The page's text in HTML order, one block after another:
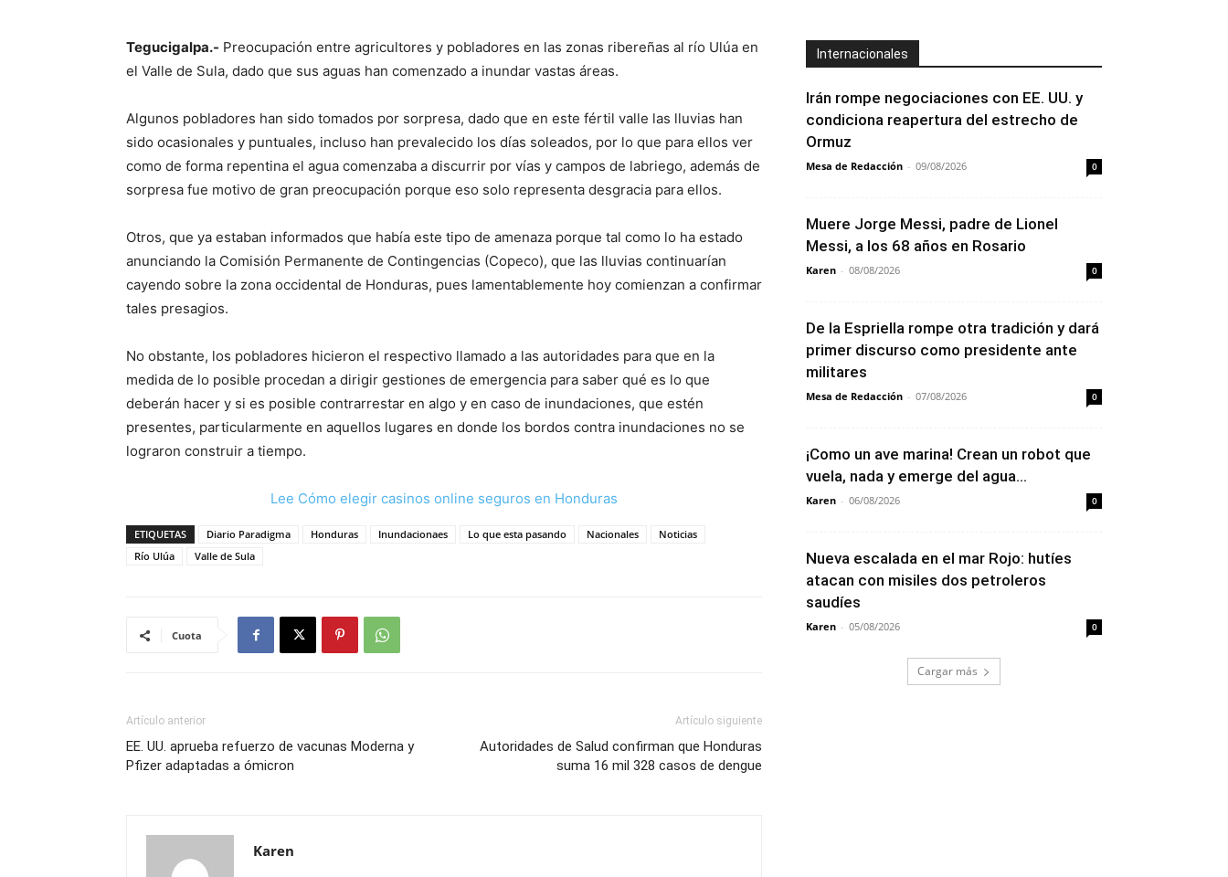
Tegucigalpa.- Preocupación entre agricultores y pobladores en las zonas ribereñas al río Ulúa en
el Valle de Sula, dado que sus aguas han comenzado a inundar vastas áreas.
Algunos pobladores han sido tomados por sorpresa, dado que en este fértil valle las lluvias han
sido ocasionales y puntuales, incluso han prevalecido los días soleados, por lo que para ellos ver
como de forma repentina el agua comenzaba a discurrir por vías y campos de labriego, además de
sorpresa fue motivo de gran preocupación porque eso solo representa desgracia para ellos.
Otros, que ya estaban informados que había este tipo de amenaza porque tal como lo ha estado
anunciando la Comisión Permanente de Contingencias (Copeco), que las lluvias continuarían
cayendo sobre la zona occidental de Honduras, pues lamentablemente hoy comienzan a confirmar
tales presagios.
No obstante, los pobladores hicieron el respectivo llamado a las autoridades para que en la
medida de lo posible procedan a dirigir gestiones de emergencia para saber qué es lo que
deberán hacer y si es posible contrarrestar en algo y en caso de inundaciones, que estén
presentes, particularmente en aquellos lugares en donde los bordos contra inundaciones no se
lograron construir a tiempo.
Lee Cómo elegir casinos online seguros en Honduras
ETIQUETAS Diario Paradigma Honduras Inundacionaes Lo que esta pasando Nacionales
Noticias
Río Ulúa
Valle de Sula
Cuota
Artículo anterior
EE. UU. aprueba refuerzo de vacunas Moderna y
Pfizer adaptadas a ómicron
Artículo siguiente
Autoridades de Salud confirman que Honduras
suma 16 mil 328 casos de dengue
Karen
Internacionales
Irán rompe negociaciones con EE. UU. y
condiciona reapertura del estrecho de
Ormuz
Mesa de Redacción - 09/08/2026 0
Muere Jorge Messi, padre de Lionel
Messi, a los 68 años en Rosario
Karen - 08/08/2026 0
De la Espriella rompe otra tradición y dará
primer discurso como presidente ante
militares
Mesa de Redacción - 07/08/2026 0
¡Como un ave marina! Crean un robot que
vuela, nada y emerge del agua...
Karen - 06/08/2026 0
Nueva escalada en el mar Rojo: hutíes
atacan con misiles dos petroleros
saudíes
Karen - 05/08/2026 0
Cargar más